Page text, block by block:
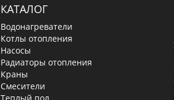
КАТАЛОГ
Водонагреватели
Котлы отопления
Насосы
Радиаторы отопления
Краны
Смесители